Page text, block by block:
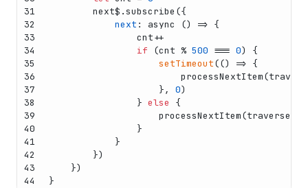
31
32
33
34
35
36
37
38
39
40
41
42
43
44
        next$.
subscribe ({
next : async
() => {
                cnt++
if (cnt % 500 === 0) {
setTimeout(() => {
processNextItem
                    },
0)
                }
else
{
processNextItem(traverser,
                }
            }
        })
    })
}